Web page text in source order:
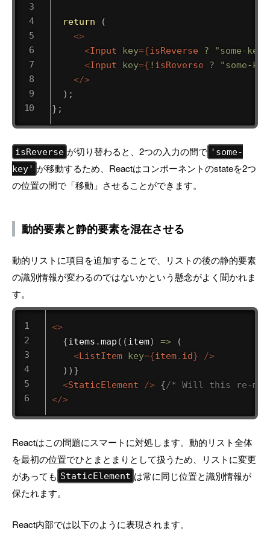
return
(
<>
<Input key={isReverse ?
"some-key"
<Input key={ ! isReverse ?
"some-
</>
) ;
} ;
isReverse が切り替わると、2つの入力の間で 'some-
key' が移動するため、Reactはコンポーネントのstateを2つ
の位置の間で「移動」させることができます。
動的要素と静的要素を混在させる
動的リストに項目を追加することで、リストの後の静的要素
の識別情報が変わるのではないかという懸念がよく聞かれま
す。
<>
{items .map ( (item) =>
(
<ListItem key={item. id}
/>
) ) }
<StaticElement /> {/* Will this re-
</>
Reactはこの問題にスマートに対処します。動的リスト全体
を最初の位置でひとまとまりとして扱うため、リストに変更
があっても StaticElement は常に同じ位置と識別情報が
保たれます。
React内部では以下のように表現されます。